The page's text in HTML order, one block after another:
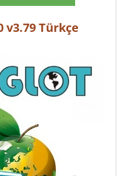
v3.79 Türkçe